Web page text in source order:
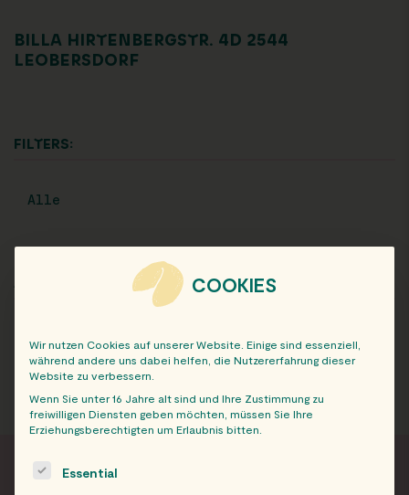
BILLA HIRTENBERGSTR. 4D 2544
LEOBERSDORF
FILTERS:
Alle
ARCHIV COOKIES
Wir nutzen Cookies auf unserer Website. Einige sind essenziell,
während andere uns dabei helfen, die Nutzererfahrung dieser
Website zu verbessern.
Wenn Sie unter 16 Jahre alt sind und Ihre Zustimmung zu
freiwilligen Diensten geben möchten, müssen Sie Ihre
Erziehungsberechtigten um Erlaubnis bitten.
The following is a list of service groups for which consent
Essential